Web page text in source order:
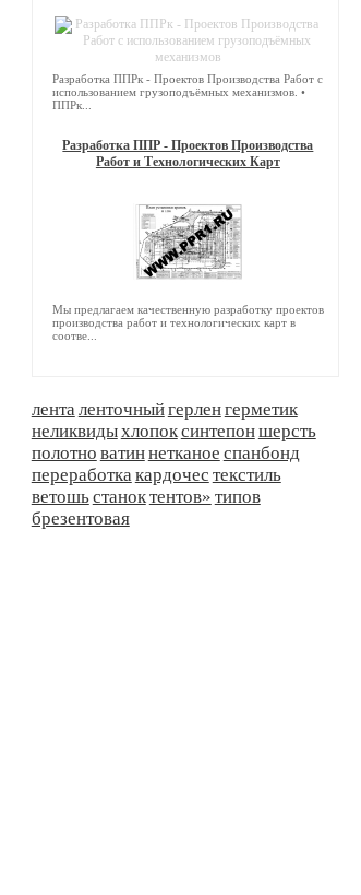
Разработка ППРк - Проектов Производства Работ с
использованием грузоподъёмных механизмов. •
ППРк...
Разработка ППР - Проектов Производства
Работ и Технологических Карт
Мы предлагаем качественную разработку проектов
производства работ и технологических карт в
соотве...
ленталенточныйгерленгерметик
неликвидыхлопоксинтепоншерсть
полотно ватиннетканое спанбонд
переработкакардочес текстиль
ветошьстаноктентов» типов
брезентовая